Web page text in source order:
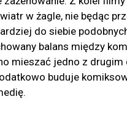
w żagle, nie będąc
do siebie
balans między
mieszać jedno z drugim
buduje